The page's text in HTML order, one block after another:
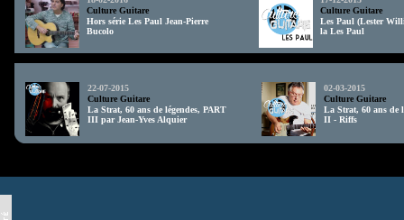
Culture Guitare
Hors série Les Paul Jean-Pierre
Bucolo
Culture Guitare
Les Paul (Lester
la Les Paul
22-07-2015
Culture Guitare
La Strat, 60 ans de légendes, PART
III par Jean-Yves Alquier
02-03-2015
Culture Guitare
La Strat, 60 ans de
II - Riffs